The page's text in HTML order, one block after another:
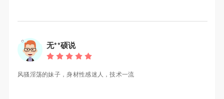
无**硕说
风骚淫荡的妹子，身材性感迷人，技术一流